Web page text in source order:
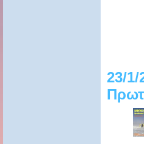
23/1/